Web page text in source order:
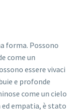
forma. Possono
come un
essere vivaci
e profonde
come un cielo
empatia, è stato